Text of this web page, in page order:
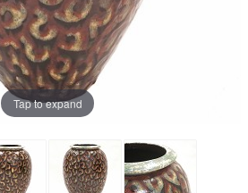
Tap to expand